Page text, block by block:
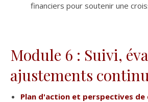
financiers pour soutenir une
Module 6 : Suivi,
ajustements
Plan d'action et perspectives